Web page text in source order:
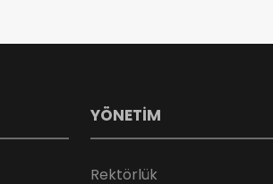
YÖNETİM
Rektörlük